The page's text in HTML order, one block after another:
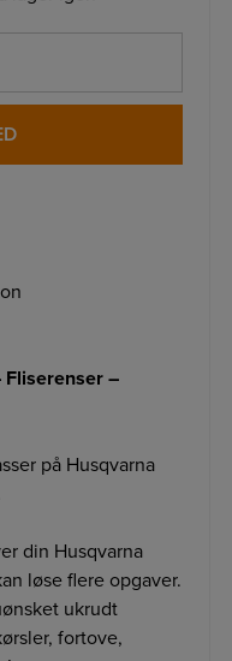
–
på Husqvarna
din Husqvarna
løse flere opgaver.
ukrudt
fortove,